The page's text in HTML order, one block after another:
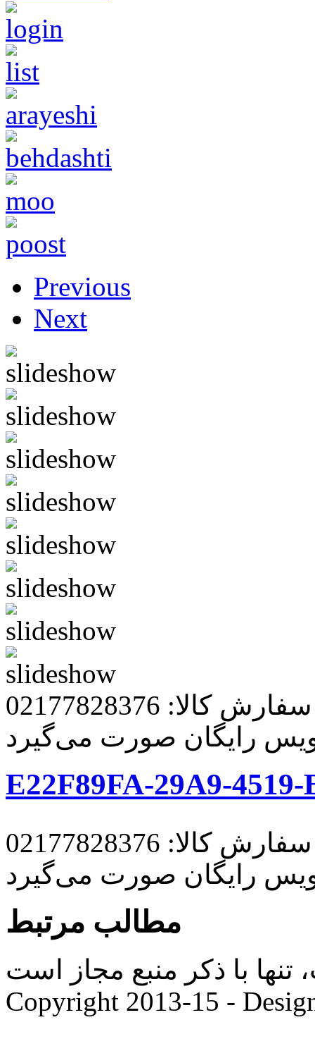
Previous
Next
کالا: 02177828376
رایگان صورت می‌گیرد
E22F89FA-29A9-
کالا: 02177828376
رایگان صورت می‌گیرد
مطالب مرتبط
با ذکر منبع مجاز است. |
Copyright 2013-15 -